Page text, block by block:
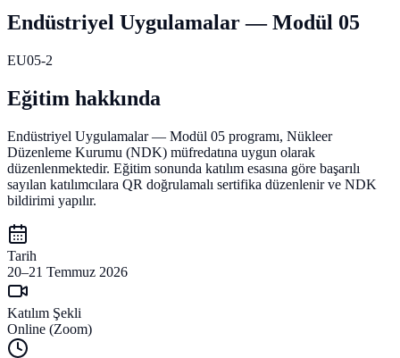
Endüstriyel Uygulamalar — Modül 05
EU05-2
Eğitim hakkında
Endüstriyel Uygulamalar — Modül 05 programı, Nükleer
Düzenleme Kurumu (NDK) müfredatına uygun olarak
düzenlenmektedir. Eğitim sonunda katılım esasına göre başarılı
sayılan katılımcılara QR doğrulamalı sertifika düzenlenir ve NDK
bildirimi yapılır.
Tarih
20–21 Temmuz 2026
Katılım Şekli
Online (Zoom)